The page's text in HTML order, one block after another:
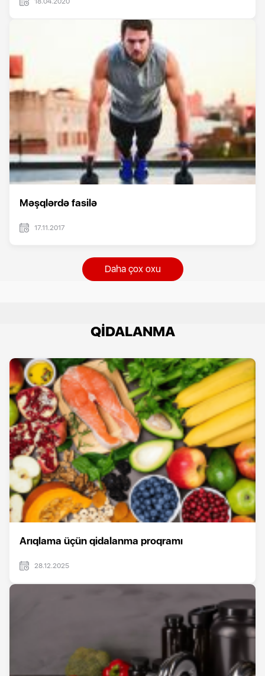
Məşqlərdə fasilə
17.11.2017
Daha çox oxu
QİDALANMA
Arıqlama üçün qidalanma proqramı
28.12.2025